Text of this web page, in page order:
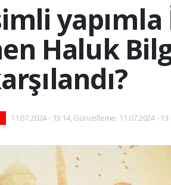
Haluk
11.07.2024 - 13:14, Güncelleme: 11.07.2024 -